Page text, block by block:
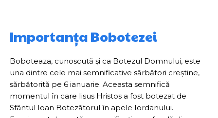
Importanța Bobotezei
Boboteaza, cunoscută și ca Botezul Domnului, este
una dintre cele mai semnificative sărbători creștine,
sărbătorită pe 6 ianuarie. Aceasta semnifică
momentul în care Iisus Hristos a fost botezat de
Sfântul Ioan Botezătorul în apele Iordanului.